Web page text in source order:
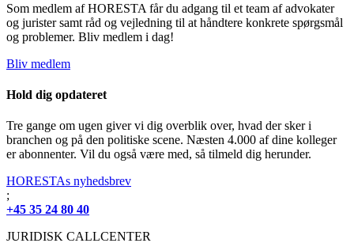
Som medlem af HORESTA får du adgang til et team af advokater
og jurister samt råd og vejledning til at håndtere konkrete spørgsmål
og problemer. Bliv medlem i dag!
Bliv medlem
Hold dig opdateret
Tre gange om ugen giver vi dig overblik over, hvad der sker i
branchen og på den politiske scene. Næsten 4.000 af dine kolleger
er abonnenter. Vil du også være med, så tilmeld dig herunder.
HORESTAs nyhedsbrev
;
+45 35 24 80 40
JURIDISK CALLCENTER